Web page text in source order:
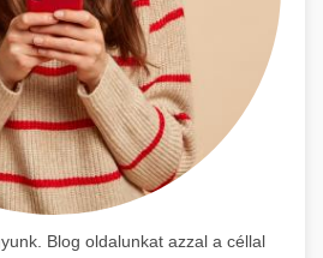
Blog oldalunkat azzal a céllal